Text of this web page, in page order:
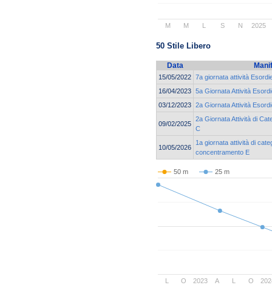
2025
M M L S N
50 Stile Libero
Data
15/05/2022 7a giornata attività
16/04/2023 5a Giornata Attività
03/12/2023 2a Giornata Attività
09/02/2025
2a Giornata Attività di
C
10/05/2026
1a giornata attività di
concentramento E
50 m 25 m
2023
L O A L O